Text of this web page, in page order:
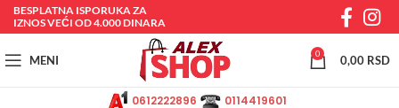
BESPLATNA ISPORUKA ZA
IZNOS VEĆI OD 4.000 DINARA
MENI 0 0,00 RSD
0612222896 0114419601